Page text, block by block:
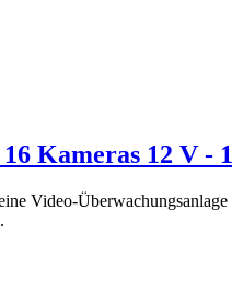
Kameras 12 V
Video-